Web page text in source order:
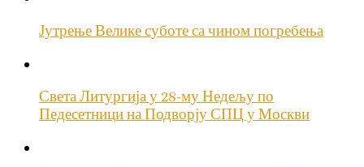
Јутрење Велике суботе са чином погребења
Света Литургија у 28-му Недељу по
Педесетници на Подворју СПЦ у Москви